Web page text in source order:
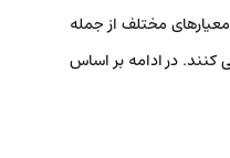
مختلف از جمله
در ادامه بر اساس